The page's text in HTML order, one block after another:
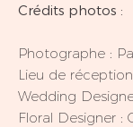
Crédits photos :
Photographe :
Lieu de
Wedding
Floral Designer :